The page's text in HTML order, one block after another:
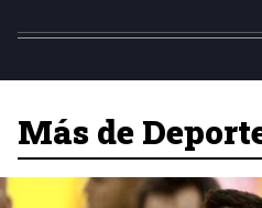
Más de